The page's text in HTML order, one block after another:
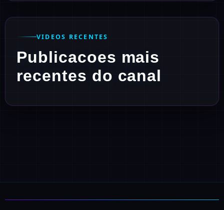
VIDEOS RECENTES
Publicacoes mais
recentes do canal